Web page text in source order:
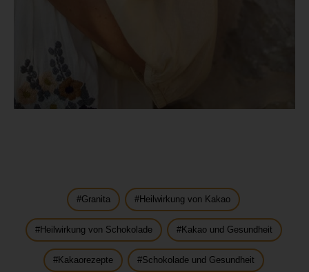
Granita Heilwirkung von Kakao
Heilwirkung von Schokolade Kakao und Gesundheit
Kakaorezepte Schokolade und Gesundheit